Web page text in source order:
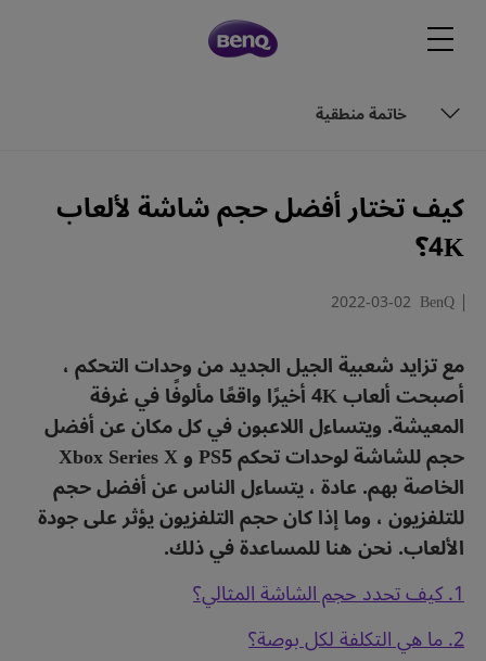
خاتمة منطقية
التكلفة لكل بوصة
كيف تختار أفضل حجم شاشة لألعاب
4K؟
BenQ
2022-03-02
مع تزايد شعبية الجيل الجديد من وحدات التحكم ،
أصبحت ألعاب 4K أخيرًا واقعًا مألوفًا في غرفة
المعيشة. ويتساءل اللاعبون في كل مكان عن أفضل
حجم للشاشة لوحدات تحكم PS5 و Xbox Series X
الخاصة بهم. عادة ، يتساءل الناس عن أفضل حجم
للتلفزيون ، وما إذا كان حجم التلفزيون يؤثر على جودة
الألعاب. نحن هنا للمساعدة في ذلك.
1. كيف تحدد حجم الشاشة المثالي؟
2. ما هي التكلفة لكل بوصة؟